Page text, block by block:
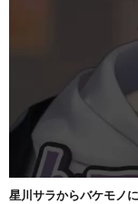
星川サラからバケモノ